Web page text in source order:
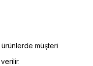
ürünlerde müşteri